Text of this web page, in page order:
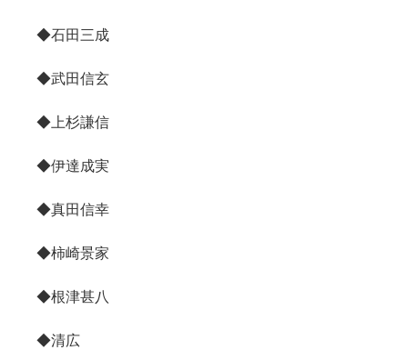
◆石田三成
◆武田信玄
◆上杉謙信
◆伊達成実
◆真田信幸
◆柿崎景家
◆根津甚八
◆清広